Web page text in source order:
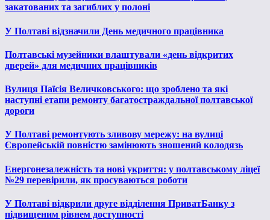
закатованих та загиблих у полоні
У Полтаві відзначили День медичного працівника
Полтавські музейники влаштували «день відкритих
дверей» для медичних працівників
Вулиця Паїсія Величковського: що зроблено та які
наступні етапи ремонту багатостраждальної полтавської
дороги
У Полтаві ремонтують зливову мережу: на вулиці
Європейській повністю замінюють зношений колодязь
Енергонезалежність та нові укриття: у полтавському ліцеї
№29 перевірили, як просуваються роботи
У Полтаві відкрили друге відділення ПриватБанку з
підвищеним рівнем доступності